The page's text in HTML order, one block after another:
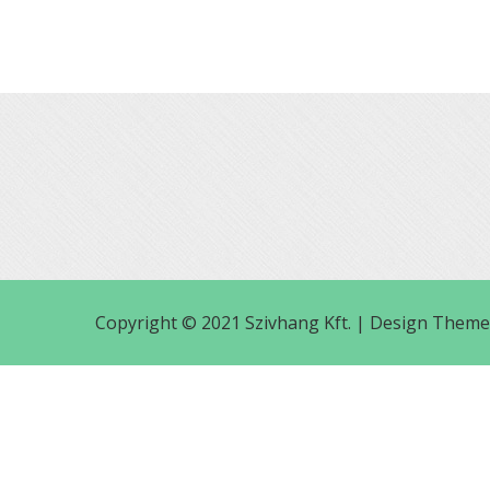
Copyright © 2021 Szivhang Kft. | Design